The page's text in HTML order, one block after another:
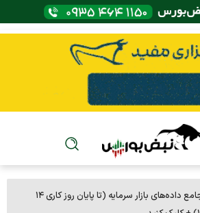
🔴 اکسل جامع داده‌های بازار سرمایه (تا پایان روز کاری ۱۴